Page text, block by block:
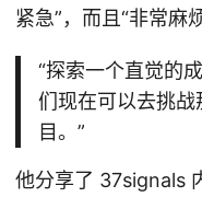
紧急”，而且“非常麻烦
“探索一个直觉的
们现在可以去挑
目。”
他分享了 37signals